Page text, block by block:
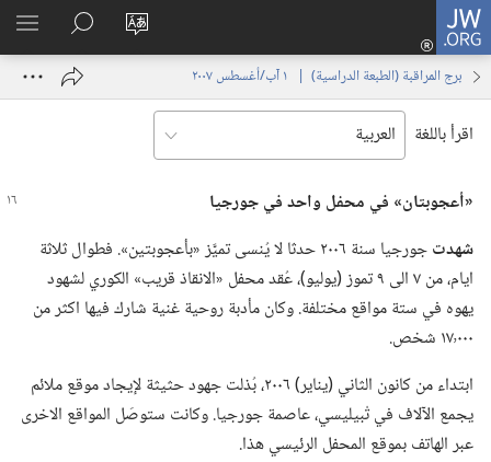
JW.ORG
تغيير
الموقع
تسجيل
الدخول
نافذة
البحث
في
JW.‎ORG
برج المراقبة (‏الطبعة الدراسية)‏ | ‏‎ ١‏ ‏‎آب/أغسطس‏ ‎٢٠٠٧
اقرأ باللغة
‏«أعجوبتان» في محفل واحدفيجورجيا
شهدت
جورجيا سنة ٢٠٠٦ حدثا لا يُنسى تميَّز «بأعجوبتين».‏ فطوال ثلاثة
ايام،‏ من ٧ الى ٩ تموز (‏يوليو)‏،‏ عُقد محفل «الانقاذ قريب» الكوري لشهود
يهوه في ستة مواقع مختلفة.‏ وكان مأدبة روحية غنية شارك فيها اكثر من
١٧٬٠٠٠ شخص.‏
ابتداء من كانون الثاني (‏يناير)‏ ٢٠٠٦،‏ بُذلت جهود حثيثة لإيجاد موقع ملائم
يجمع الآلاف في تْبيليسي،‏ عاصمة جورجيا.‏ وكانت ستوصَل المواقع الاخرى
عبر الهاتف بموقع المحفل الرئيسي هذا.‏